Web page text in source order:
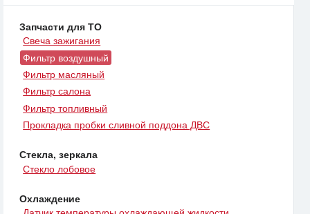
Запчасти для ТО
Свеча зажигания
Фильтр воздушный
Фильтр масляный
Фильтр салона
Фильтр топливный
Прокладка пробки сливной поддона ДВС
Стекла, зеркала
Стекло лобовое
Охлаждение